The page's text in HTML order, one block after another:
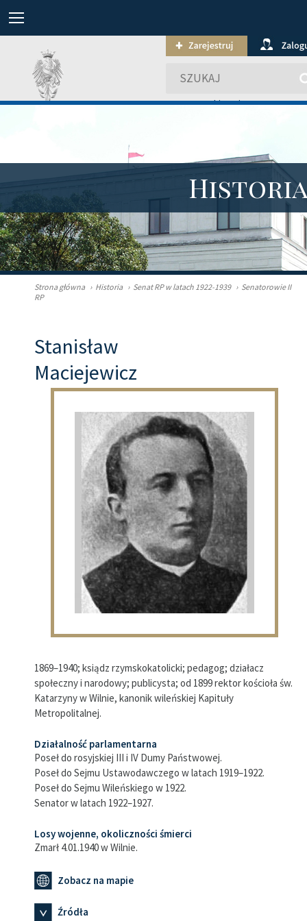
wyszukiwanie
Strona główna › Historia › Senat RP w latach 1922-1939 › Senatorowie II
RP
Stanisław
Maciejewicz
1869–1940; ksiądz rzymskokatolicki; pedagog; działacz
społeczny i narodowy; publicysta; od 1899 rektor kościoła św.
Katarzyny w Wilnie, kanonik wileńskiej Kapituły
Metropolitalnej.
Działalność parlamentarna
Poseł do rosyjskiej III i IV Dumy Państwowej.
Poseł do Sejmu Ustawodawczego w latach 1919–1922.
Poseł do Sejmu Wileńskiego w 1922.
Senator w latach 1922–1927.
Losy wojenne, okoliczności śmierci
Zmarł 4.01.1940 w Wilnie.
Zobacz na mapie
Źródła